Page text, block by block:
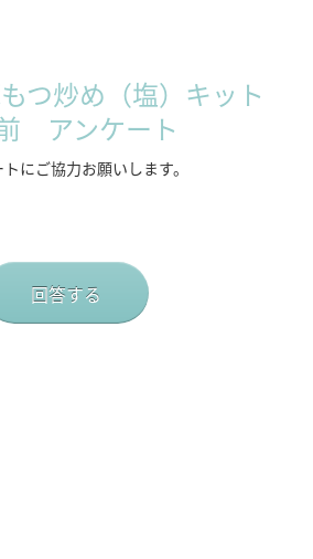
つ炒め（塩）キット
アンケート
にご協力お願いします。
回答する